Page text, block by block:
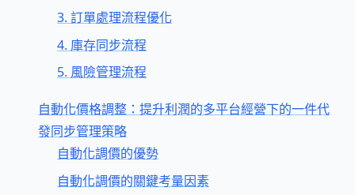
3. 訂單處理流程優化
4. 庫存同步流程
5. 風險管理流程
自動化價格調整：提升利潤的多平台經營下的一件代
發同步管理策略
自動化調價的優勢
自動化調價的關鍵考量因素